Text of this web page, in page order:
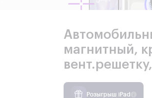
магнитный,
Розыгрыш iPad